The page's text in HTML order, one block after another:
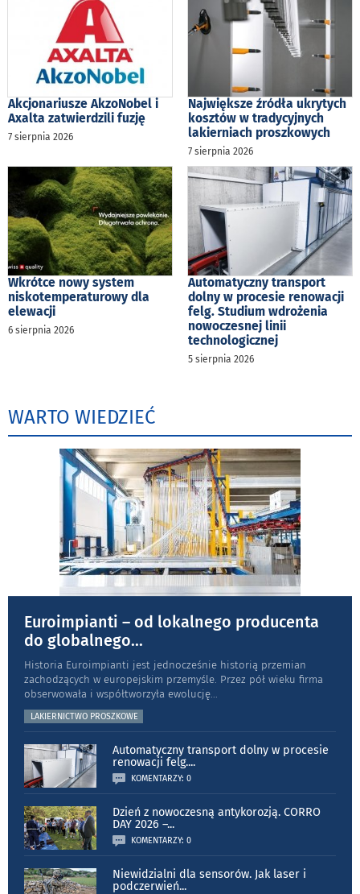
Akcjonariusze AkzoNobel i
Axalta zatwierdzili fuzję
7 sierpnia 2026
Największe źródła ukrytych
kosztów w tradycyjnych
lakierniach proszkowych
7 sierpnia 2026
Wkrótce nowy system
niskotemperaturowy dla
elewacji
6 sierpnia 2026
Automatyczny transport
dolny w procesie renowacji
felg. Studium wdrożenia
nowoczesnej linii
technologicznej
5 sierpnia 2026
WARTO WIEDZIEĆ
Euroimpianti – od lokalnego producenta
do globalnego...
Historia Euroimpianti jest jednocześnie historią przemian
zachodzących w europejskim przemyśle. Przez pół wieku firma
obserwowała i współtworzyła ewolucję
LAKIERNICTWO PROSZKOWE
Automatyczny transport dolny w procesie
renowacji felg....
KOMENTARZY: 0
Dzień z nowoczesną antykorozją. CORRO
DAY 2026 –...
KOMENTARZY: 0
Niewidzialni dla sensorów. Jak laser i
podczerwień...